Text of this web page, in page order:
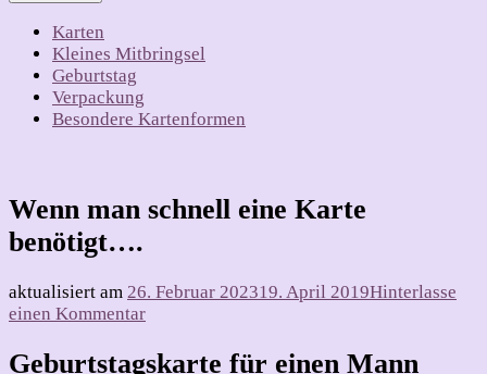
Karten
Kleines Mitbringsel
Geburtstag
Verpackung
Besondere Kartenformen
Wenn man schnell eine Karte
benötigt….
aktualisiert am 26. Februar 202319. April 2019Hinterlasse
einen Kommentarzu
man
Geburtstagskarte für einen Mann